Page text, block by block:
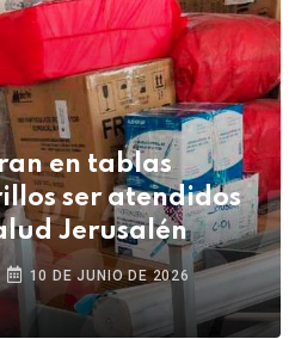
en tablas
ser atendidos
Jerusalén
10 DE JUNIO DE 2026